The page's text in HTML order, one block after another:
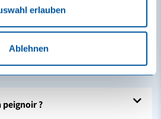
erlauben
Ablehnen
de bain ?
?